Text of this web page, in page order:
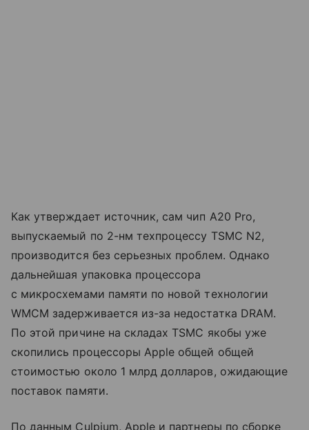
Как утверждает источник, сам чип A20 Pro,
выпускаемый по 2-нм техпроцессу TSMC N2,
производится без серьезных проблем. Однако
дальнейшая упаковка процессора
с микросхемами памяти по новой технологии
WMCM задерживается из-за недостатка DRAM.
По этой причине на складах TSMC якобы уже
скопились процессоры Apple общей общей
стоимостью около 1 млрд долларов, ожидающие
поставок памяти.
По данным Culpium, Apple и партнеры по сборке